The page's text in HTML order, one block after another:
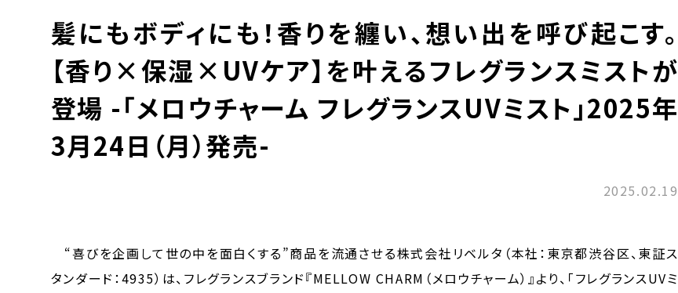
髪にもボディにも！香りを纏い、想い出を呼び起こす。
【香り×保湿×UVケア】を叶えるフレグランスミストが
登場 -「メロウチャーム フレグランスUVミスト」2025年
3月24日（月）発売-
2025.02.19
“喜びを企画して世の中を面白くする”商品を流通させる株式会社リベルタ（本社：東京都渋谷区、東証ス
タンダード：4935）は、フレグランスブランド『MELLOW CHARM（メロウチャーム）』より、「フレグランスUVミ